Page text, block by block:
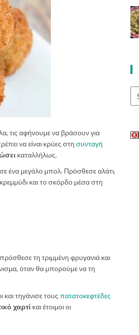
τις αφήνουμε να βράσουν για
να είναι κρύες στη συνταγή
καταλλήλως.
σε ένα μεγάλο μπολ. Πρόσθεσε αλάτι,
και το σκόρδο μέσα στη
πρόσθεσε τη τριμμένη φρυγανιά και
όταν θα μπορούμε να τη
τηγάνισε τους πατατοκεφτέδες
χαρτί και έτοιμοι οι